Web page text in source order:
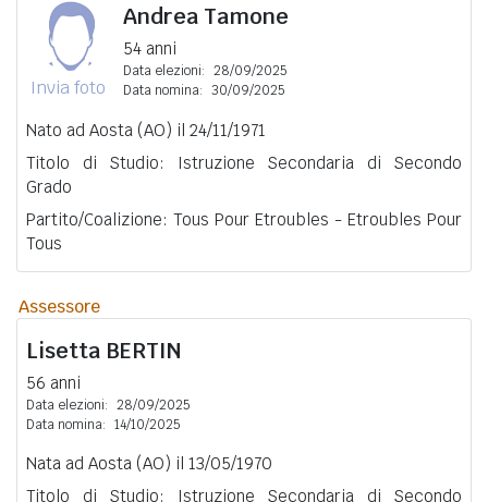
Invia foto
Andrea Tamone
54 anni
Data elezioni: 28/09/2025
Data nomina: 30/09/2025
Nato ad Aosta (AO) il 24/11/1971
Titolo di Studio: Istruzione Secondaria di Secondo
Grado
Partito/Coalizione: Tous Pour Etroubles - Etroubles Pour
Tous
Assessore
Lisetta BERTIN
56 anni
Data elezioni: 28/09/2025
Data nomina: 14/10/2025
Nata ad Aosta (AO) il 13/05/1970
Titolo di Studio: Istruzione Secondaria di Secondo